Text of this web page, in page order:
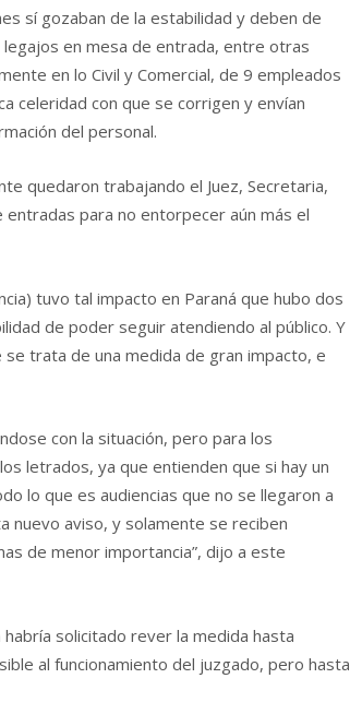
sí gozaban de la estabilidad y deben de
en mesa de entrada, entre otras
en lo Civil y Comercial, de 9 empleados
celeridad con que se corrigen y envían
del personal.
quedaron trabajando el Juez, Secretaria,
para no entorpecer aún más el
tuvo tal impacto en Paraná que hubo dos
de poder seguir atendiendo al público. Y
trata de una medida de gran impacto, e
con la situación, pero para los
letrados, ya que entienden que si hay un
lo que es audiencias que no se llegaron a
nuevo aviso, y solamente se reciben
de menor importancia”, dijo a este
habría solicitado rever la medida hasta
al funcionamiento del juzgado, pero hasta